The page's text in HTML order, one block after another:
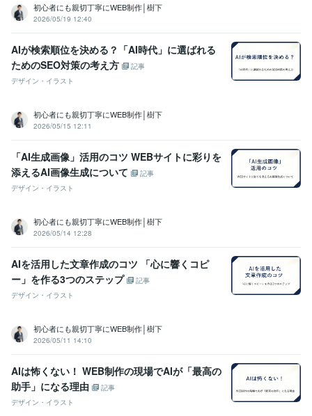
初心者にも親切丁寧にWEB制作│樹下
2026/05/19 12:40
AIが検索順位を決める？「AI時代」に選ばれる
ためのSEO対策の考え方
記事
デザイン・イラスト
初心者にも親切丁寧にWEB制作│樹下
2026/05/15 12:11
「AI生成画像」活用のコツ WEBサイトに彩りを
添えるAI画像生成について
記事
デザイン・イラスト
初心者にも親切丁寧にWEB制作│樹下
2026/05/14 12:28
AIを活用した文章作成のコツ 「心に響くコピ
ー」を作る3つのステップ
記事
デザイン・イラスト
初心者にも親切丁寧にWEB制作│樹下
2026/05/11 14:10
AIは怖くない！ WEB制作の現場でAIが「最高の
助手」になる理由
記事
デザイン・イラスト